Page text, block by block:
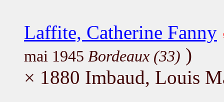
Laffite, Catherine Fanny
mai 1945 Bordeaux (33) )
× 1880 Imbaud, Louis